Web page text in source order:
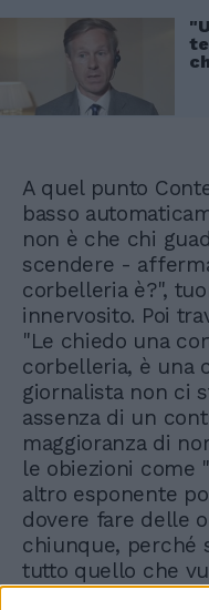
A quel punto
basso
non è che chi
scendere -
corbelleria è?",
innervosito. Poi
"Le chiedo una
corbelleria, è una
giornalista non ci
assenza di un
maggioranza di
le obiezioni come
altro esponente
dovere fare delle
chiunque, perché
tutto quello che
obiettare".